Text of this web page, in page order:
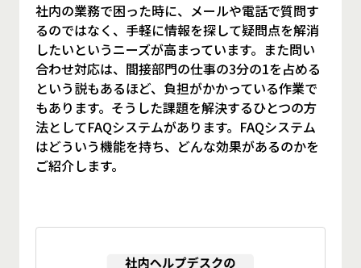
社内の業務で困った時に、メールや電話で質問す
るのではなく、手軽に情報を探して疑問点を解消
したいというニーズが高まっています。また問い
合わせ対応は、間接部門の仕事の3分の1を占める
という説もあるほど、負担がかかっている作業で
もあります。そうした課題を解決するひとつの方
法としてFAQシステムがあります。FAQシステム
はどういう機能を持ち、どんな効果があるのかを
ご紹介します。